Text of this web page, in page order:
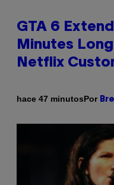
GTA 6
Minutes
Netflix
hace 47 minutosPor